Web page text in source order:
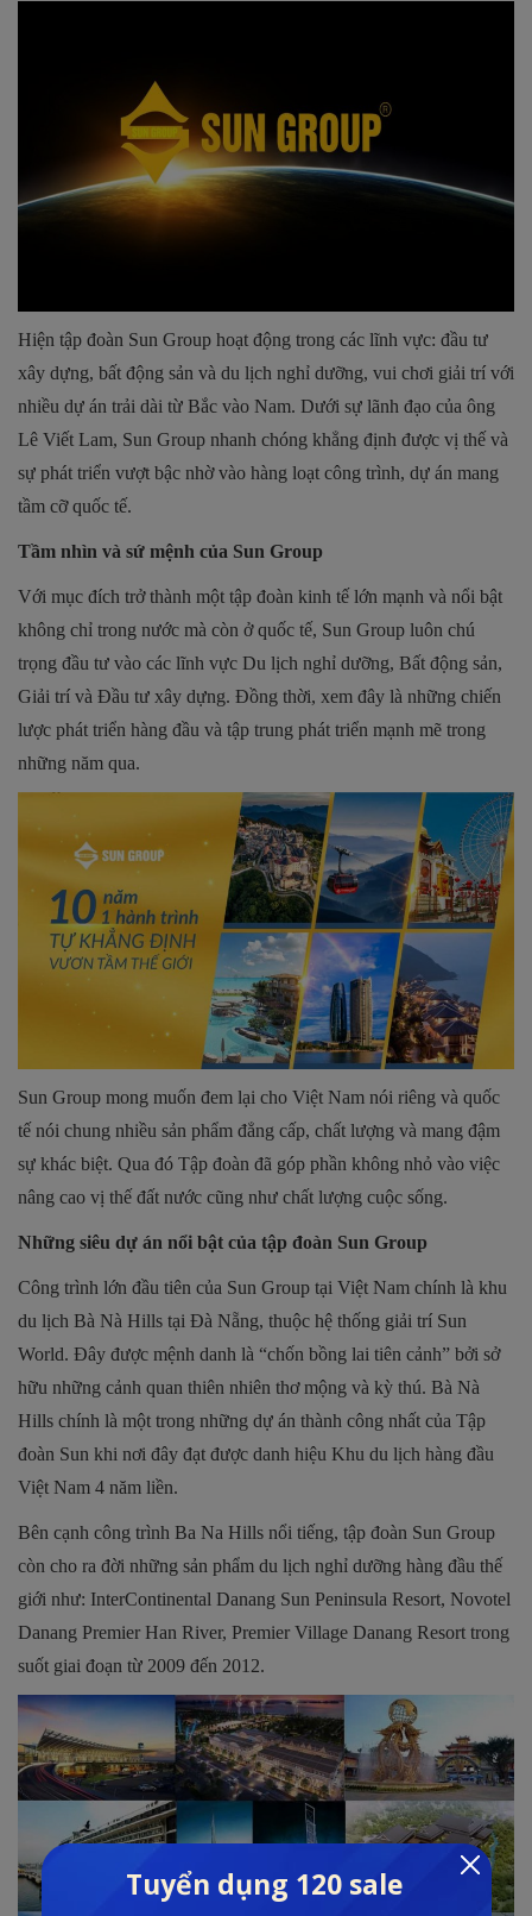
Hiện tập đoàn Sun Group hoạt động trong các lĩnh vực: đầu tư
xây dựng, bất động sản và du lịch nghỉ dưỡng, vui chơi giải trí với
nhiều dự án trải dài từ Bắc vào Nam. Dưới sự lãnh đạo của ông
Lê Viết Lam, Sun Group nhanh chóng khẳng định được vị thế và
sự phát triển vượt bậc nhờ vào hàng loạt công trình, dự án mang
tầm cỡ quốc tế.
Tầm nhìn và sứ mệnh của Sun Group
Với mục đích trở thành một tập đoàn kinh tế lớn mạnh và nổi bật
không chỉ trong nước mà còn ở quốc tế, Sun Group luôn chú
trọng đầu tư vào các lĩnh vực Du lịch nghỉ dưỡng, Bất động sản,
Giải trí và Đầu tư xây dựng. Đồng thời, xem đây là những chiến
lược phát triển hàng đầu và tập trung phát triển mạnh mẽ trong
những năm qua.
Sun Group mong muốn đem lại cho Việt Nam nói riêng và quốc
tế nói chung nhiều sản phẩm đẳng cấp, chất lượng và mang đậm
sự khác biệt. Qua đó Tập đoàn đã góp phần không nhỏ vào việc
nâng cao vị thế đất nước cũng như chất lượng cuộc sống.
Những siêu dự án nổi bật của tập đoàn Sun Group
Công trình lớn đầu tiên của Sun Group tại Việt Nam chính là khu
du lịch Bà Nà Hills tại Đà Nẵng, thuộc hệ thống giải trí Sun
World. Đây được mệnh danh là “chốn bồng lai tiên cảnh” bởi sở
hữu những cảnh quan thiên nhiên thơ mộng và kỳ thú. Bà Nà
Hills chính là một trong những dự án thành công nhất của Tập
đoàn Sun khi nơi đây đạt được danh hiệu Khu du lịch hàng đầu
Việt Nam 4 năm liền.
Bên cạnh công trình Ba Na Hills nổi tiếng, tập đoàn Sun Group
còn cho ra đời những sản phẩm du lịch nghỉ dưỡng hàng đầu thế
giới như: InterContinental Danang Sun Peninsula Resort, Novotel
Danang Premier Han River, Premier Village Danang Resort trong
suốt giai đoạn từ 2009 đến 2012.